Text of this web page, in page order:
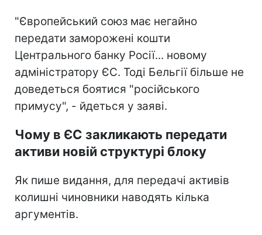
"Європейський союз має негайно
передати заморожені кошти
Центрального банку Росії... новому
адміністратору ЄС. Тоді Бельгії більше не
доведеться боятися "російського
примусу", - йдеться у заяві.
Чому в ЄС закликають передати
активи новій структурі блоку
Як пише видання, для передачі активів
колишні чиновники наводять кілька
аргументів.